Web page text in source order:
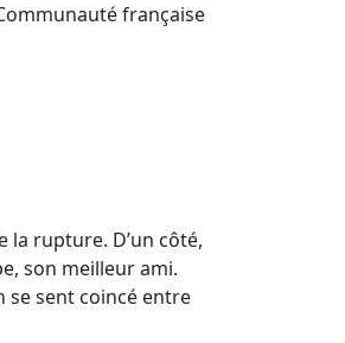
française
rupture. D’un côté,
son meilleur ami.
se sent coincé entre